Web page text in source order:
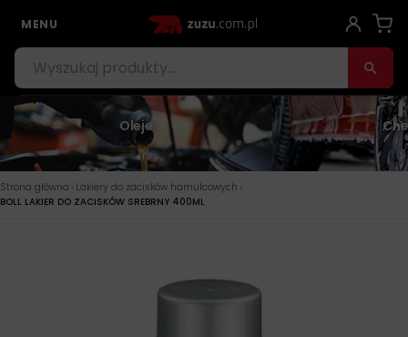
MENU
Oleje
Strona główna › Lakiery do zacisków hamulcowych ›
BOLL LAKIER DO ZACISKÓW SREBRNY 400ML